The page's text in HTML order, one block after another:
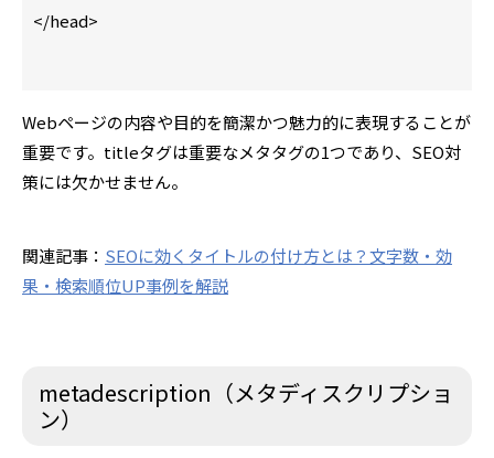
</head>
Webページの内容や目的を簡潔かつ魅力的に表現することが
重要です。titleタグは重要なメタタグの1つであり、SEO対
策には欠かせません。
関連記事： SEOに効くタイトルの付け方とは？文字数・効
果・検索順位UP事例を解説
metadescription（メタディスクリプショ
ン）